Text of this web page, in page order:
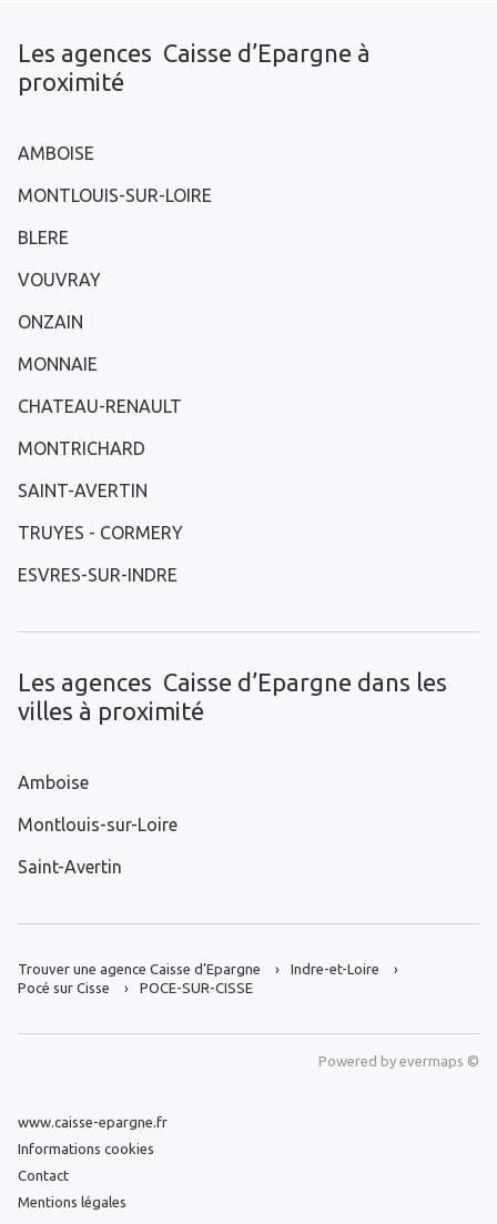
Les agences Caisse d’Epargne à
proximité
AMBOISE
MONTLOUIS-SUR-LOIRE
BLERE
VOUVRAY
ONZAIN
MONNAIE
CHATEAU-RENAULT
MONTRICHARD
SAINT-AVERTIN
TRUYES - CORMERY
ESVRES-SUR-INDRE
Les agences Caisse d’Epargne dans les
villes à proximité
Amboise
Montlouis-sur-Loire
Saint-Avertin
Trouver une agence Caisse d’Epargne
Indre-et-Loire
Pocé sur Cisse
POCE-SUR-CISSE
Powered by evermaps ©
www.caisse-epargne.fr
Informations cookies
Contact
Mentions légales